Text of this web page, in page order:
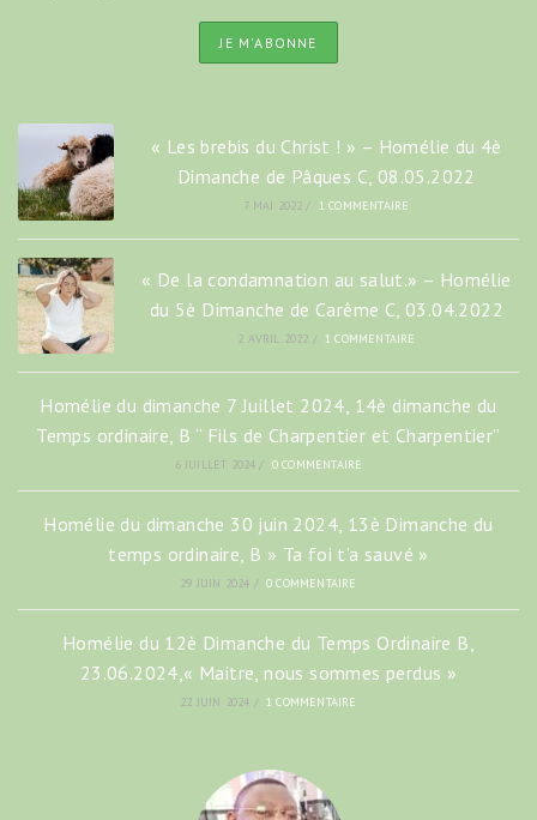
« Les brebis du Christ ! » – Homélie du 4è
Dimanche de Pâques C, 08.05.2022
7 MAI 2022 / 1 COMMENTAIRE
« De la condamnation au salut.» – Homélie
du 5è Dimanche de Carême C, 03.04.2022
2 AVRIL 2022 / 1 COMMENTAIRE
Homélie du dimanche 7 Juillet 2024, 14è dimanche du
Temps ordinaire, B “ Fils de Charpentier et Charpentier”
6 JUILLET 2024 / 0 COMMENTAIRE
Homélie du dimanche 30 juin 2024, 13è Dimanche du
temps ordinaire, B » Ta foi t’a sauvé »
29 JUIN 2024 / 0 COMMENTAIRE
Homélie du 12è Dimanche du Temps Ordinaire B,
23.06.2024,« Maitre, nous sommes perdus »
22 JUIN 2024 / 1 COMMENTAIRE